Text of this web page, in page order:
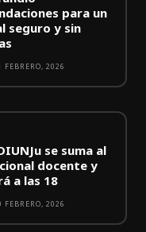
para un
seguro y sin
FEBRERO, 2026
se suma al
docente y
a las 18
FEBRERO, 2026